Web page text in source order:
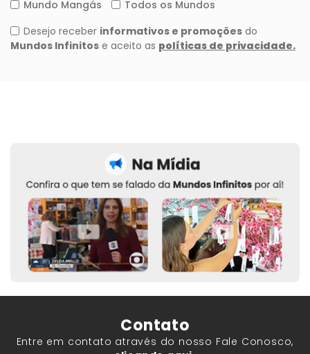
Contato
Entre em contato através do nosso Fale Conosco,